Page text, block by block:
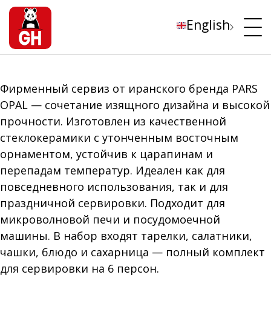
English
Фирменный сервиз от иранского бренда PARS
OPAL — сочетание изящного дизайна и высокой
прочности. Изготовлен из качественной
стеклокерамики с утонченным восточным
орнаментом, устойчив к царапинам и
перепадам температур. Идеален как для
повседневного использования, так и для
праздничной сервировки. Подходит для
микроволновой печи и посудомоечной
машины. В набор входят тарелки, салатники,
чашки, блюдо и сахарница — полный комплект
для сервировки на 6 персон.